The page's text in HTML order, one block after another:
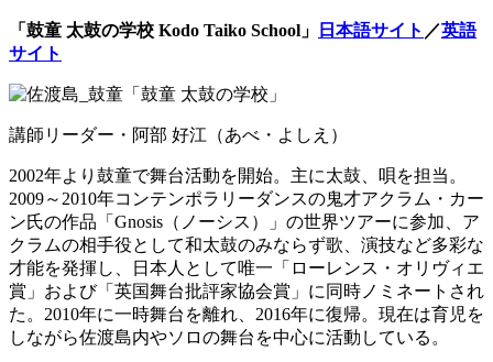
「鼓童 太鼓の学校 Kodo Taiko School」 日本語サイト ／英語
サイト
講師リーダー・阿部 好江（あべ・よしえ）
2002年より鼓童で舞台活動を開始。主に太鼓、唄を担当。
2009～2010年コンテンポラリーダンスの鬼才アクラム・カー
ン氏の作品「Gnosis（ノーシス）」の世界ツアーに参加、ア
クラムの相手役として和太鼓のみならず歌、演技など多彩な
才能を発揮し、日本人として唯一「ローレンス・オリヴィエ
賞」および「英国舞台批評家協会賞」に同時ノミネートされ
た。2010年に一時舞台を離れ、2016年に復帰。現在は育児を
しながら佐渡島内やソロの舞台を中心に活動している。